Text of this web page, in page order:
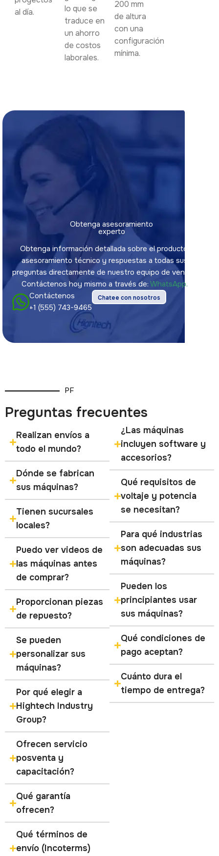
al día.
lo que se
traduce en
un ahorro
de costos
laborales.
200 mm
de altura
con una
configuración
mínima.
Obtenga asesoramiento
experto
Obtenga información detallada sobre el producto,
asesoramiento técnico y respuestas a todas sus
preguntas directamente de nuestro equipo de ventas.
Contáctenos hoy mismo a través de:WhatsApp.
Contáctenos
+1 (555) 743-9465
Chatee con nosotros
PF
Preguntas frecuentes
Realizan envíos a
todo el mundo?
Dónde se fabrican
sus máquinas?
Tienen sucursales
locales?
Puedo ver videos de
las máquinas antes
de comprar?
Proporcionan piezas
de repuesto?
Se pueden
personalizar sus
máquinas?
Por qué elegir a
Hightech Industry
Group?
Ofrecen servicio
posventa y
capacitación?
Qué garantía
ofrecen?
Qué términos de
envío (Incoterms)
¿Las máquinas
incluyen software y
accesorios?
Qué requisitos de
voltaje y potencia
se necesitan?
Para qué industrias
son adecuadas sus
máquinas?
Pueden los
principiantes usar
sus máquinas?
Qué condiciones de
pago aceptan?
Cuánto dura el
tiempo de entrega?